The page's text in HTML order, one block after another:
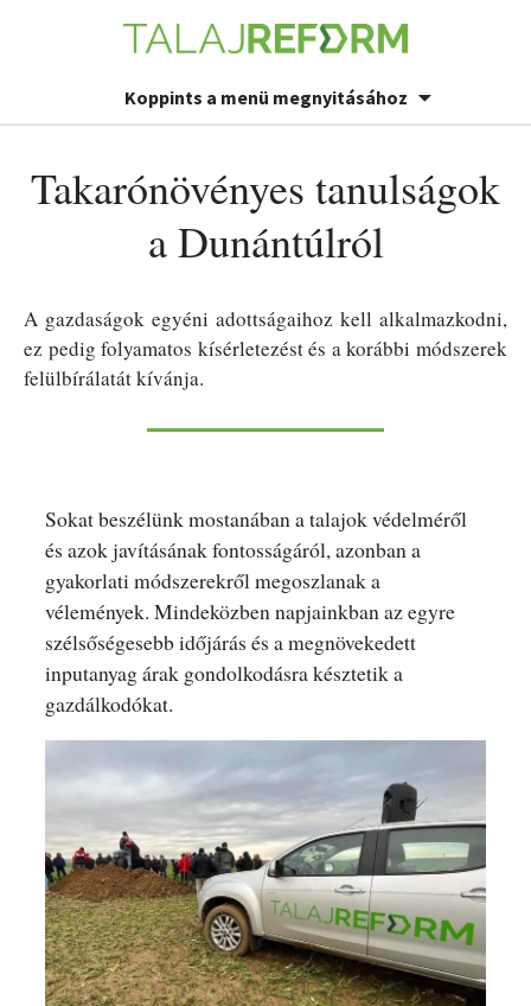
Koppints a menü megnyitásához
Takarónövényes tanulságok
a Dunántúlról
A gazdaságok egyéni adottságaihoz kell alkalmazkodni,
ez pedig folyamatos kísérletezést és a korábbi módszerek
felülbírálatát kívánja.
Sokat beszélünk mostanában a talajok védelméről
és azok javításának fontosságáról, azonban a
gyakorlati módszerekről megoszlanak a
vélemények. Mindeközben napjainkban az egyre
szélsőségesebb időjárás és a megnövekedett
inputanyag árak gondolkodásra késztetik a
gazdálkodókat.